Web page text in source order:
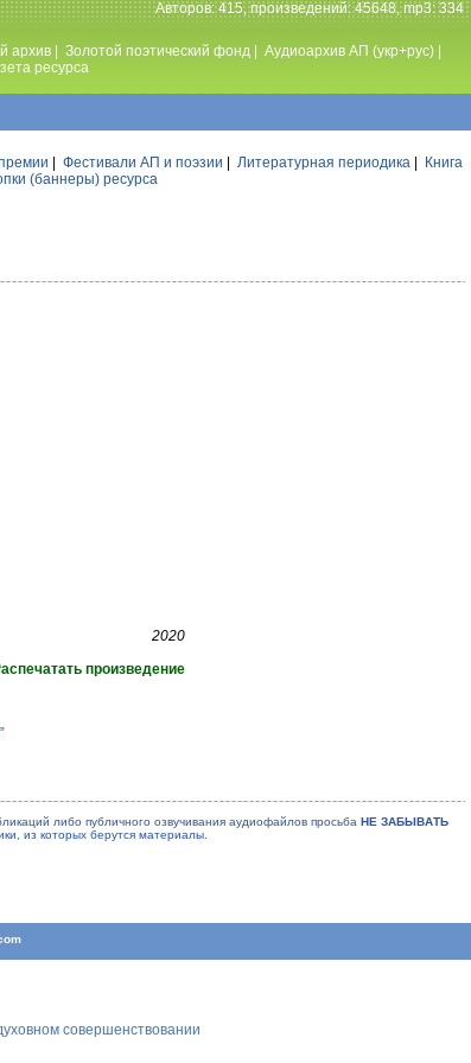
Авторов: 415, произведений: 45648, mp3: 334
архив Золотой поэтический фонд Аудиоархив АП (укр+рус)
ресурса
Фестивали АП и поэзии Литературная периодика
Книга
(баннеры) ресурса
2020
произведение
либо публичного озвучивания аудиофайлов просьба НЕ ЗАБЫВАТЬ
из которых берутся материалы.
совершенствовании